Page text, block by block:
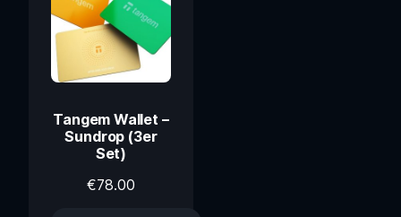
Tangem Wallet –
Sundrop (3er
Set)
€78.00